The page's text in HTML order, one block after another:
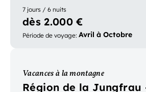
7 jours / 6 nuits
dès 2.000 €
Période de voyage: Avril à Octobre
Vacances à la montagne
Région de la Jungfrau